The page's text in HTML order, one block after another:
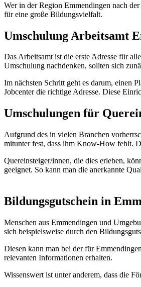
Wer in der Region Emmendingen nach
für eine große Bildungsvielfalt.
Umschulung Arbeitsamt
Das Arbeitsamt ist die erste Adresse für
Umschulung nachdenken, sollten sich
Im nächsten Schritt geht es darum, einen
Jobcenter die richtige Adresse. Diese
Umschulungen für
Aufgrund des in vielen Branchen
mitunter fest, dass ihm Know-How fehlt.
Quereinsteiger/innen, die dies erleben,
geeignet. So kann man die anerkannte
Bildungsgutschein in
Menschen aus Emmendingen und
sich beispielsweise durch den
Diesen kann man bei der für
relevanten Informationen erhalten.
Wissenswert ist unter anderem, dass die